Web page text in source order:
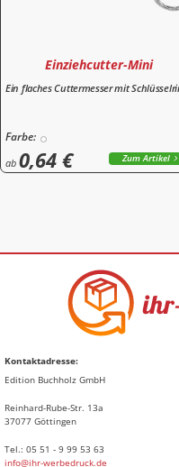
Einziehcutter-Mini
Ein flaches Cuttermesser mit
Farbe:
ab 0,64 € Zum Artikel
Kontaktadresse:
Edition Buchholz GmbH
Reinhard-Rube-Str. 13a
37077 Göttingen
Tel.: 05 51 - 9 99 53 63
info@ihr-werbedruck.de